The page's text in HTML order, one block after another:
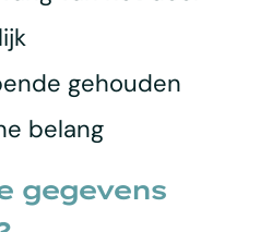
gehouden
belang
gegevens